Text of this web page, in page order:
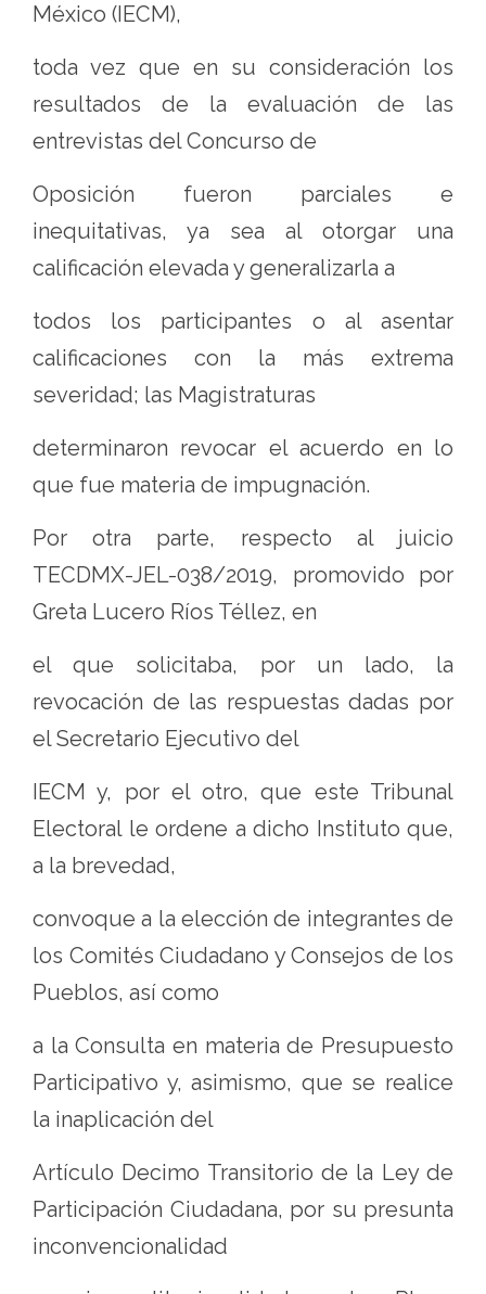
México (IECM),
toda vez que en su consideración los
resultados de la evaluación de las
entrevistas del Concurso de
Oposición fueron parciales e
inequitativas, ya sea al otorgar una
calificación elevada y generalizarla a
todos los participantes o al asentar
calificaciones con la más extrema
severidad; las Magistraturas
determinaron revocar el acuerdo en lo
que fue materia de impugnación.
Por otra parte, respecto al juicio
TECDMX-JEL-038/2019, promovido por
Greta Lucero Ríos Téllez, en
el que solicitaba, por un lado, la
revocación de las respuestas dadas por
el Secretario Ejecutivo del
IECM y, por el otro, que este Tribunal
Electoral le ordene a dicho Instituto que,
a la brevedad,
convoque a la elección de integrantes de
los Comités Ciudadano y Consejos de los
Pueblos, así como
a la Consulta en materia de Presupuesto
Participativo y, asimismo, que se realice
la inaplicación del
Artículo Decimo Transitorio de la Ley de
Participación Ciudadana, por su presunta
inconvencionalidad